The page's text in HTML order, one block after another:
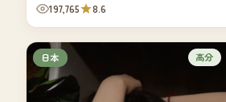
197,765 8.6
日本 高分